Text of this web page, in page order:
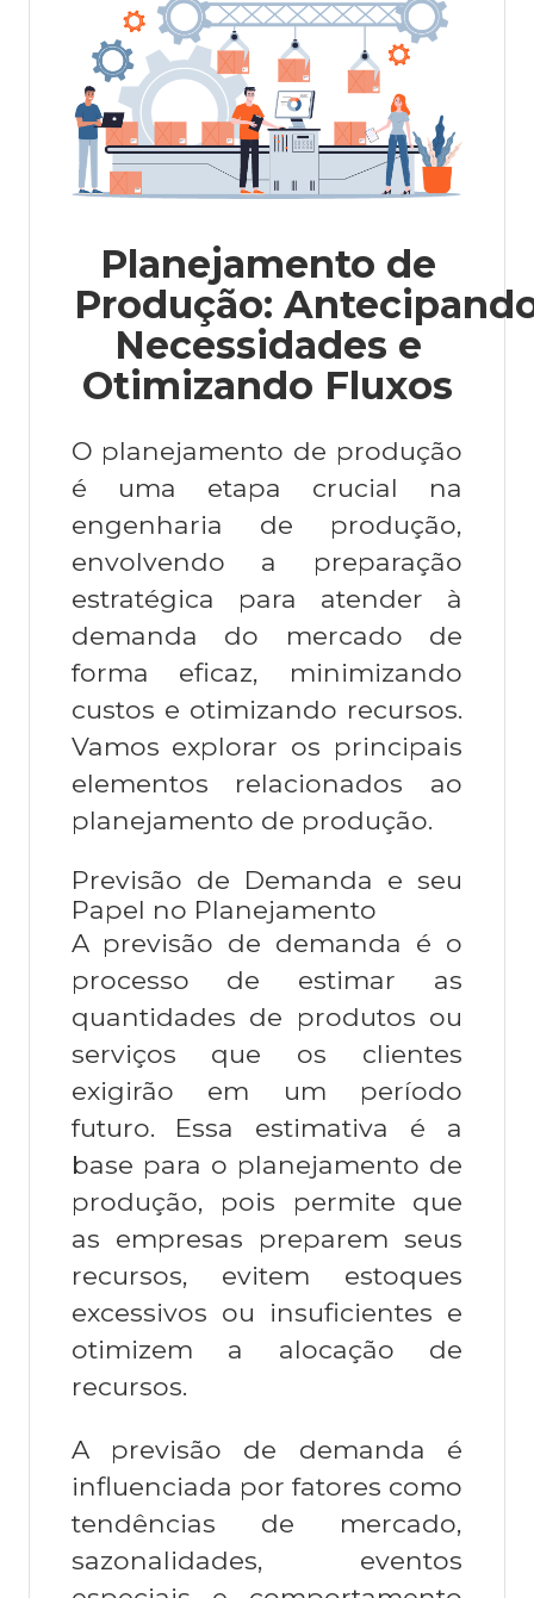
Planejamento de
Produção:
Necessidades e
Otimizando Fluxos
O planejamento de produção
é uma etapa crucial na
engenharia de produção,
envolvendo a preparação
estratégica para atender à
demanda do mercado de
forma eficaz, minimizando
custos e otimizando recursos.
Vamos explorar os principais
elementos relacionados ao
planejamento de produção.
Previsão de Demanda e seu
Papel no Planejamento
A previsão de demanda é o
processo de estimar as
quantidades de produtos ou
serviços que os clientes
exigirão em um período
futuro. Essa estimativa é a
base para o planejamento de
produção, pois permite que
as empresas preparem seus
recursos, evitem estoques
excessivos ou insuficientes e
otimizem a alocação de
recursos.
A previsão de demanda é
influenciada por fatores como
tendências de mercado,
sazonalidades, eventos